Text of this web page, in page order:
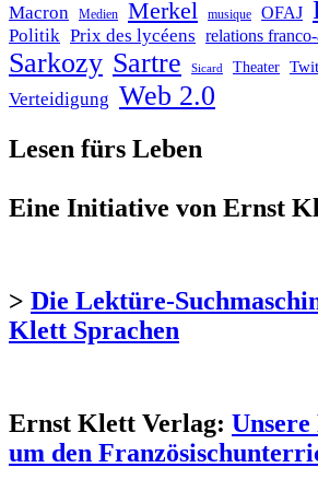
Macron Medien Merkel musique OFAJ
Politik Prix des lycéens relations
Sarkozy Sartre Sicard Theater
Verteidigung Web 2.0
Lesen fürs Leben
Eine Initiative von Ernst
> Die Lektüre-
Klett Sprachen
Ernst Klett Verlag:
um den